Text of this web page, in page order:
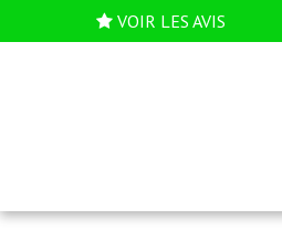
VOIR LES AVIS